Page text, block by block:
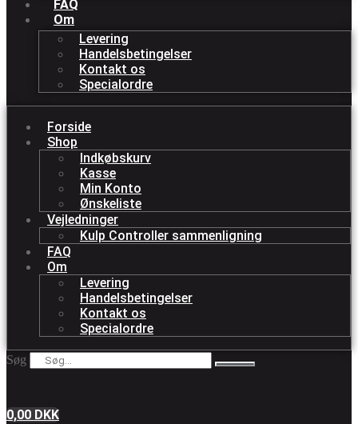
FAQ
Om
Levering
Handelsbetingelser
Kontakt os
Specialordre
Forside
Shop
Indkøbskurv
Kasse
Min Konto
Ønskeliste
Vejledninger
Kulp Controller sammenligning
FAQ
Om
Levering
Handelsbetingelser
Kontakt os
Specialordre
Søg
0,00 DKK